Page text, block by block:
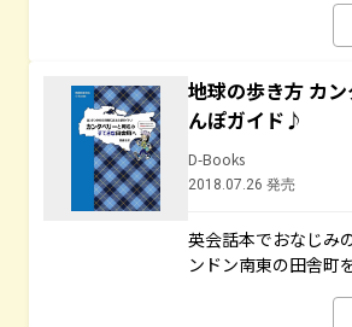
地球の歩き方 カ
んぽガイド♪
D-Books
2018.07.26 発売
英会話本でおなじみ
ンドン南東の田舎町